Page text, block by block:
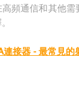
頻通信和其他需
連接器 - 最常見的